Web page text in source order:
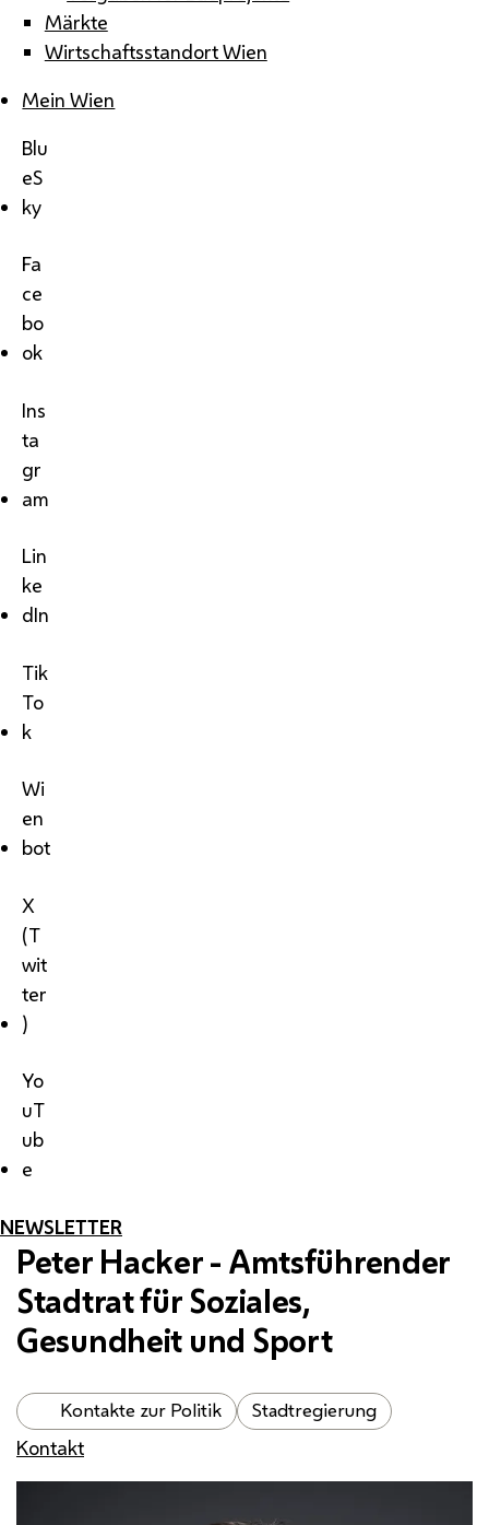
Märkte
Wirtschaftsstandort Wien
Mein Wien
Blu
eS
ky
Fa
ce
bo
ok
Ins
ta
gr
am
Lin
ke
dIn
Tik
To
k
Wi
en
bot
X
(T
wit
ter
)
Yo
uT
ub
e
NEWSLETTER
Peter Hacker - Amtsführender
Stadtrat für Soziales,
Gesundheit und Sport
Kontakte zur Politik Stadtregierung
Kontakt